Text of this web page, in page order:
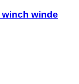
winch winde